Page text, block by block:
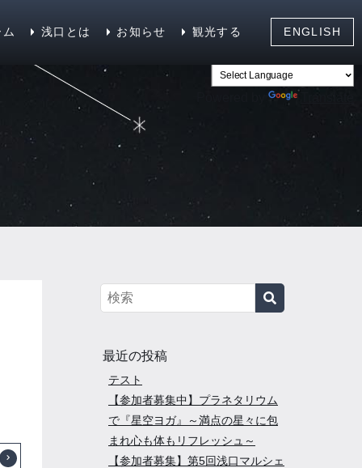
浅口とは お知らせ 観光する ENGLISH
最近の投稿
テスト
【参加者募集中】プラネタリウム
で『星空ヨガ』～満点の星々に包
まれ心も体もリフレッシュ～
【参加者募集】第5回浅口マルシェ